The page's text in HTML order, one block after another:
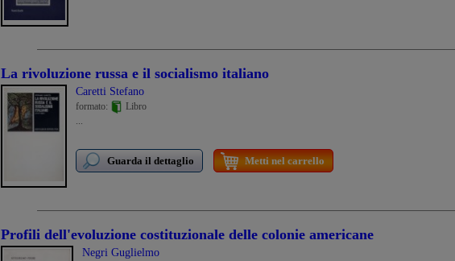
La rivoluzione russa e il socialismo italiano
Caretti Stefano
formato:
Libro
...
Guarda il dettaglio Metti nel carrello
Profili dell'evoluzione costituzionale delle colonie americane
Negri Guglielmo